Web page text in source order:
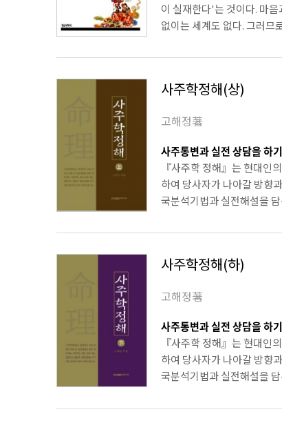
이 실재한다'는 것이다. 마
없이는 세계도 없다. 그러므
사주학정해(상)
고해정著
사주통변과 실전 상담을 하
『사주학 정해』는 현대인
하여 당사자가 나아갈 방향
국분석기법과 실전해설을
사주학정해(하)
고해정著
사주통변과 실전 상담을 하
『사주학 정해』는 현대인
하여 당사자가 나아갈 방향
국분석기법과 실전해설을